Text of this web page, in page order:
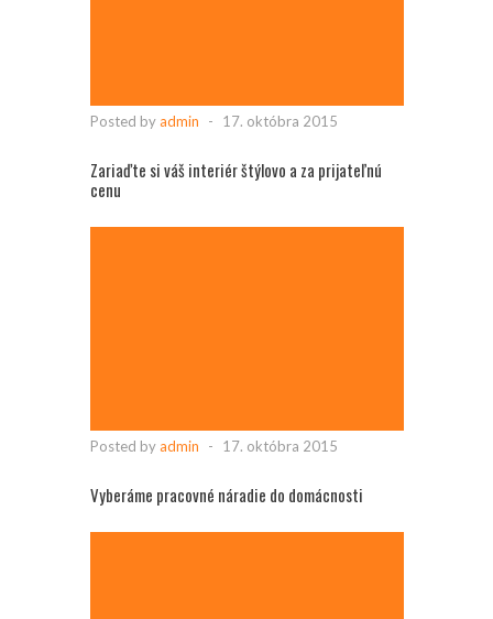
Posted byadmin - 17. októbra 2015
Zariaďte si váš interiér štýlovo a za prijateľnú
cenu
Posted byadmin - 17. októbra 2015
Vyberáme pracovné náradie do domácnosti